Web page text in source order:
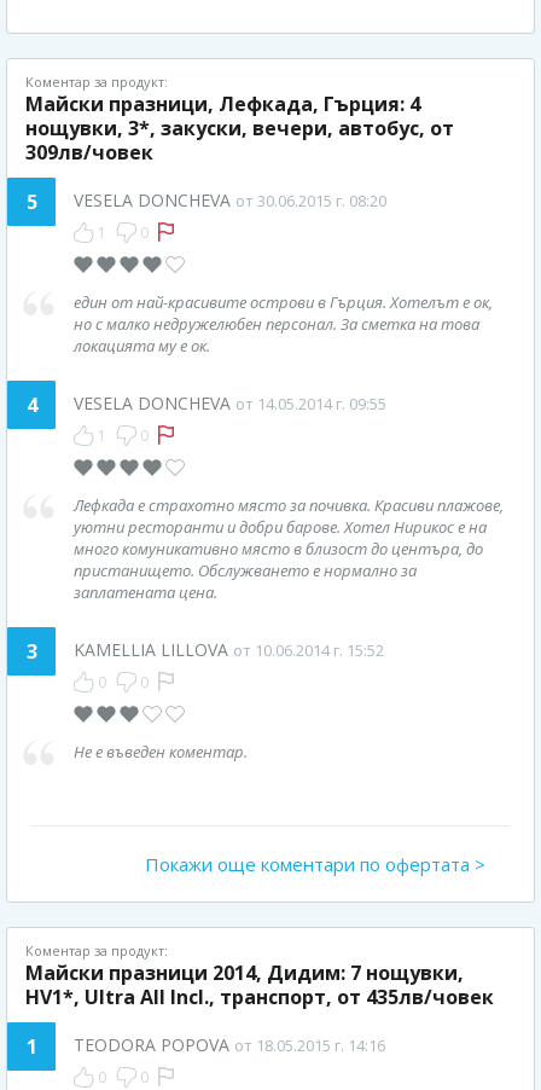
Коментар за продукт:
Майски празници, Лефкада, Гърция: 4
нощувки, 3*, закуски, вечери, автобус, от
309лв/човек
5
VESELA DONCHEVA от 30.06.2015 г. 08:20
1 0
един от най-красивите острови в Гърция. Хотелът е ок,
но с малко недружелюбен персонал. За сметка на това
локацията му е ок.
4 VESELA DONCHEVA от 14.05.2014 г. 09:55
1 0
Лефкада е страхотно място за почивка. Красиви плажове,
уютни ресторанти и добри барове. Хотел Нирикос е на
много комуникативно място в близост до центъра, до
пристанището. Обслужването е нормално за
заплатената цена.
3 KAMELLIA LILLOVA от 10.06.2014 г. 15:52
0 0
Не е въведен коментар.
Покажи още коментари по офертата >
Коментар за продукт:
Майски празници 2014, Дидим: 7 нощувки,
HV1*, Ultra All Incl., транспорт, от 435лв/човек
1
TEODORA POPOVA от 18.05.2015 г. 14:16
0 0